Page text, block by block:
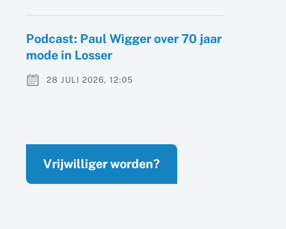
Podcast: Paul Wigger over 70 jaar
mode in Losser
28 JULI 2026, 12:05
Vrijwilliger worden?